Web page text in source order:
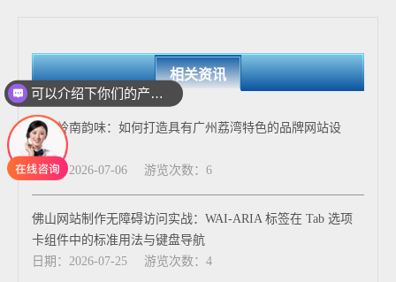
相关资讯
融入岭南韵味：如何打造具有广州荔湾特色的品牌网站设
计？
日期：2026-07-06
游览次数：6
佛山网站制作无障碍访问实战：WAI-ARIA 标签在 Tab 选项
卡组件中的标准用法与键盘导航
日期：2026-07-25
游览次数：4
可以介绍下你们的产品么